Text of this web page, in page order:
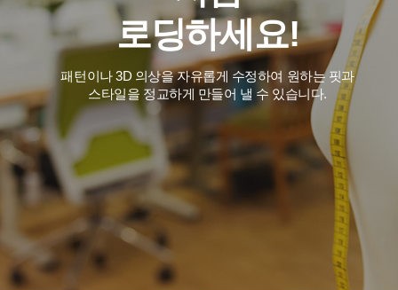
로딩하세요!
패턴이나 3D 의상을 자유롭게 수정하여 원하는 핏과
스타일을 정교하게 만들어 낼 수 있습니다.